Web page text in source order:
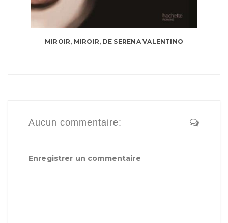
MIROIR, MIROIR, DE SERENA VALENTINO
Aucun commentaire:
Enregistrer un commentaire